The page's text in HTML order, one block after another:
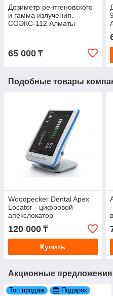
Дозиметр рентгеновского
и гамма излучения.
СОЭКС-112 Алматы
65 000 ₸
Подобные товары
Woodpecker Dental Apex
Locator - цифровой
апекслокатор
повышенной точности, с
цветным дисплеем
120 000 ₸
Купить
Акционные предложения
Топ продаж Подарок